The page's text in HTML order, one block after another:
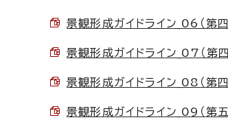
景観形成ガイドライン_06（第
景観形成ガイドライン_07（
景観形成ガイドライン_08（
景観形成ガイドライン_09（第